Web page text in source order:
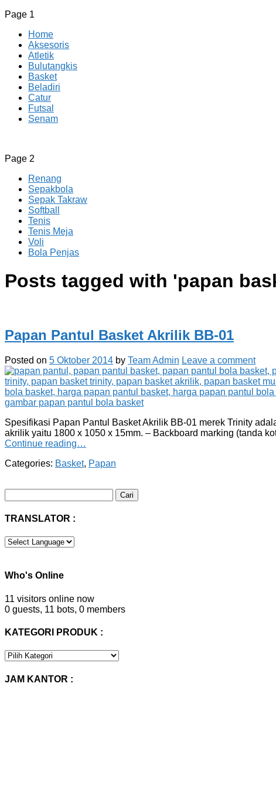
Page 1
Home
Aksesoris
Atletik
Bulutangkis
Basket
Beladiri
Catur
Futsal
Senam
CV JAYA BERSAMA Co Id
Menyediakan Semua Perlengkapan Olahraga Yang Lengkap,
Page 2
Renang
Sepakbola
Sepak Takraw
Softball
Tenis
Tenis Meja
Voli
Bola Penjas
Posts tagged with 'papan
Papan Pantul Basket Akrilik BB-01
Posted on 5 Oktober 2014 by Team Admin Leave a comment
Spesifikasi Papan Pantul Basket Akrilik BB-01 merek Trinity
akrilik yaitu 1800 x 1050 x 15mm. – Backboard marking (tanda
Continue reading…
Categories: Basket, Papan
untuk:
TRANSLATOR :
Who's Online
11 visitors online now
0 guests, 11 bots, 0 members
KATEGORI PRODUK :
KATEGORI
JAM KANTOR :